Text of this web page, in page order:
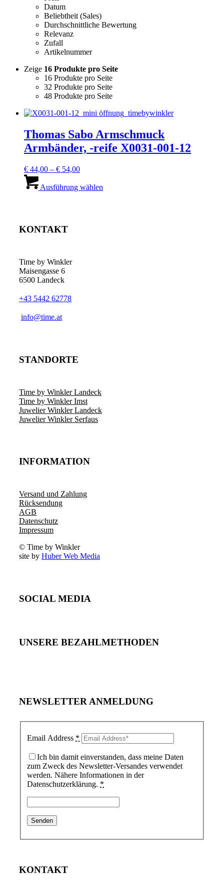
Datum
Beliebtheit (Sales)
Durchschnittliche Bewertung
Relevanz
Zufall
Artikelnummer
Zeige 16 Produkte pro Seite
16 Produkte pro Seite
32 Produkte pro Seite
48 Produkte pro Seite
Thomas Sabo Armschmuck
Armbänder, -reife X0031-001-12
€ 44,00 – € 54,00Preisspanne:
bis
Ausführung wählen
KONTAKT
Time by Winkler
Maisengasse 6
6500 Landeck
+43 5442 62778
­info@time.at
STANDORTE
Time by Winkler Landeck
Time by Winkler Imst
Juwelier Winkler Landeck
Juwelier Winkler Serfaus
INFORMATION
Versand und Zahlung
Rücksendung
AGB
Datenschutz
Impressum
© Time by Winkler
site by Huber Web Media
SOCIAL MEDIA
UNSERE BEZAHLMETHODEN
NEWSLETTER ANMELDUNG
Email Address *
Ich bin damit einverstanden, dass meine Daten
zum Zweck des Newsletter-Versandes verwendet
werden. Nähere Informationen in der
Datenschutzerklärung. *
KONTAKT